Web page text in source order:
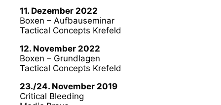
11. Dezember 2022
Boxen – Aufbauseminar
Tactical Concepts Krefeld
12. November 2022
Boxen – Grundlagen
Tactical Concepts Krefeld
23./24. November 2019
Critical Bleeding